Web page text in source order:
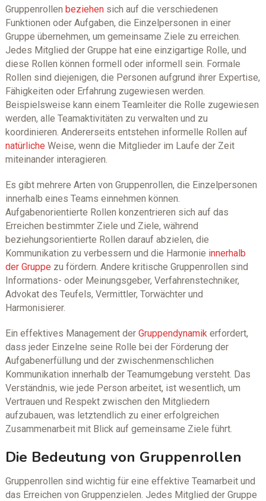
Gruppenrollen beziehensich auf die verschiedenen
Funktionen oder Aufgaben, die Einzelpersonen in einer
Gruppe übernehmen, um gemeinsame Ziele zu erreichen.
Jedes Mitglied der Gruppe hat eine einzigartige Rolle, und
diese Rollen können formell oder informell sein. Formale
Rollen sind diejenigen, die Personen aufgrund ihrer Expertise,
Fähigkeiten oder Erfahrung zugewiesen werden.
Beispielsweise kann einem Teamleiter die Rolle zugewiesen
werden, alle Teamaktivitäten zu verwalten und zu
koordinieren. Andererseits entstehen informelle Rollen auf
natürliche Weise, wenn die Mitglieder im Laufe der Zeit
miteinander interagieren.
Es gibt mehrere Arten von Gruppenrollen, die Einzelpersonen
innerhalb eines Teams einnehmen können.
Aufgabenorientierte Rollen konzentrieren sich auf das
Erreichen bestimmter Ziele und Ziele, während
beziehungsorientierte Rollen darauf abzielen, die
Kommunikation zu verbessern und die Harmonie innerhalb
der Gruppe zu fördern. Andere kritische Gruppenrollen sind
Informations- oder Meinungsgeber, Verfahrenstechniker,
Advokat des Teufels, Vermittler, Torwächter und
Harmonisierer.
Ein effektives Management der Gruppendynamikerfordert,
dass jeder Einzelne seine Rolle bei der Förderung der
Aufgabenerfüllung und der zwischenmenschlichen
Kommunikation innerhalb der Teamumgebung versteht. Das
Verständnis, wie jede Person arbeitet, ist wesentlich, um
Vertrauen und Respekt zwischen den Mitgliedern
aufzubauen, was letztendlich zu einer erfolgreichen
Zusammenarbeit mit Blick auf gemeinsame Ziele führt.
Die Bedeutung von Gruppenrollen
Gruppenrollen sind wichtig für eine effektive Teamarbeit und
das Erreichen von Gruppenzielen. Jedes Mitglied der Gruppe